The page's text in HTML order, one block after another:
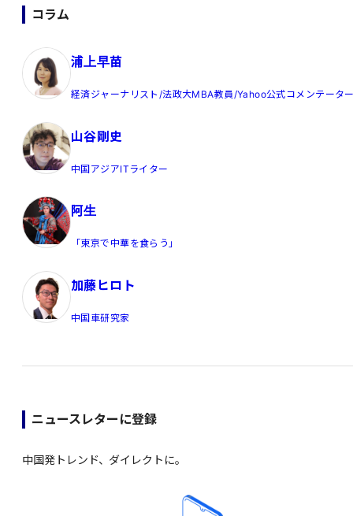
コラム
浦上早苗
経済ジャーナリスト/法政大MBA教員/Yahoo公式コメンテータ
山谷剛史
中国アジアITライター
阿生
「東京で中華を食らう」
加藤ヒロト
中国車研究家
ニュースレターに登録
中国発トレンド、ダイレクトに。